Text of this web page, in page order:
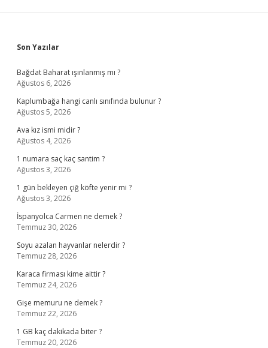
Sidebar
Son Yazılar
Bağdat Baharat ışınlanmış mı ?
Ağustos 6, 2026
Kaplumbağa hangi canlı sınıfında bulunur ?
Ağustos 5, 2026
Ava kız ismi midir ?
Ağustos 4, 2026
1 numara saç kaç santim ?
Ağustos 3, 2026
1 gün bekleyen çiğ köfte yenir mi ?
Ağustos 3, 2026
İspanyolca Carmen ne demek ?
Temmuz 30, 2026
Soyu azalan hayvanlar nelerdir ?
Temmuz 28, 2026
Karaca firması kime aittir ?
Temmuz 24, 2026
Gişe memuru ne demek ?
Temmuz 22, 2026
1 GB kaç dakikada biter ?
Temmuz 20, 2026